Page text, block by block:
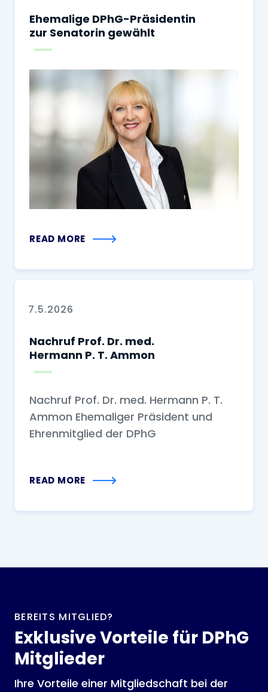
Ehemalige DPhG-Präsidentin
zur Senatorin gewählt
READ MORE
7.5.2026
Nachruf Prof. Dr. med.
Hermann P. T. Ammon
Nachruf Prof. Dr. med. Hermann P. T.
Ammon Ehemaliger Präsident und
Ehrenmitglied der DPhG
READ MORE
BEREITS MITGLIED?
Exklusive Vorteile für DPhG
Mitglieder
Ihre Vorteile einer Mitgliedschaft bei der